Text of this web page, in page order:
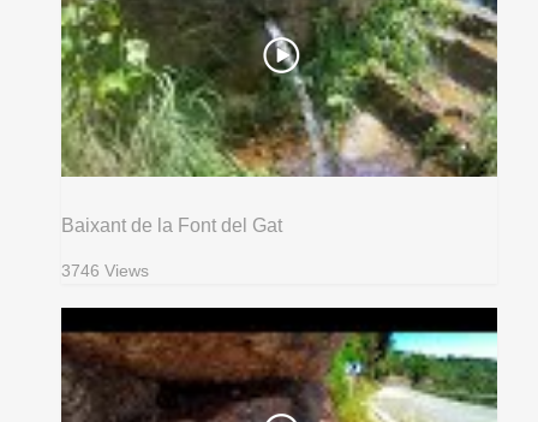
Baixant de la Font del Gat
3746 Views